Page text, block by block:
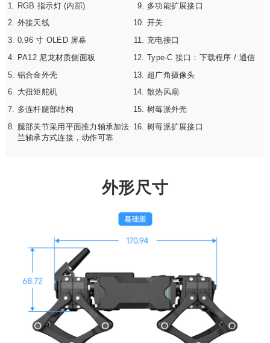
RGB 指示灯 (内部)
外接天线
0.96 寸 OLED 屏幕
PA12 尼龙材质侧面板
铝合金外壳
大扭矩舵机
多连杆腿部结构
腿部关节采用平面推力轴承加法
兰轴承方式连接，动作可靠
多功能扩展接口
开关
充电接口
Type-C 接口：下载程序 / 通信
超广角摄像头
散热风扇
树莓派外壳
树莓派扩展接口
外形尺寸